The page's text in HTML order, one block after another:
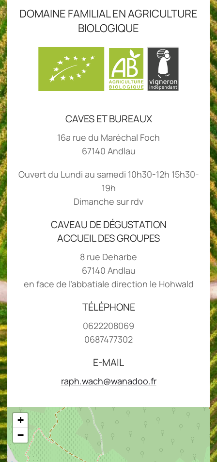
DOMAINE FAMILIAL EN AGRICULTURE
BIOLOGIQUE
CAVES ET BUREAUX
16a rue du Maréchal Foch
67140 Andlau
Ouvert du Lundi au samedi 10h30-12h 15h30-
19h
Dimanche sur rdv
CAVEAU DE DÉGUSTATION
ACCUEIL DES GROUPES
8 rue Deharbe
67140 Andlau
en face de l’abbatiale direction le Hohwald
TÉLÉPHONE
0622208069
0687477302
E-MAIL
raph.wach@wanadoo.fr
+
−